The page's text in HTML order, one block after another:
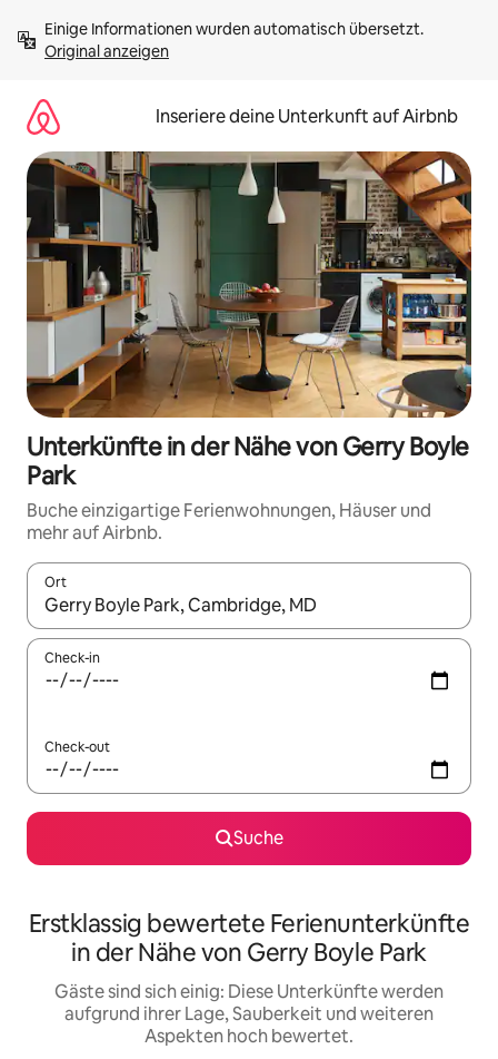
Inhalten
springenOriginal anzeigen
Inseriere deine Unterkunft auf Airbnb
Unterkünfte in der Nähe von Gerry Boyle
Park
Buche einzigartige Ferienwohnungen, Häuser und
mehr auf Airbnb.
Ort
Wenn Ergebnisse verfügbar sind, navigiere mit den
Check-in
Check-out
Suche
Erstklassig bewertete Ferienunterkünfte
in der Nähe von Gerry Boyle Park
Gäste sind sich einig: Diese Unterkünfte werden
aufgrund ihrer Lage, Sauberkeit und weiteren
Aspekten hoch bewertet.